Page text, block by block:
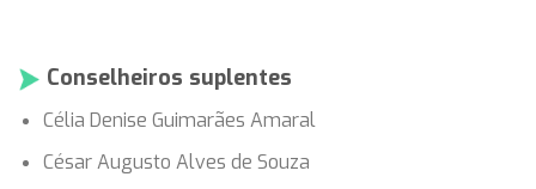
Conselheiros suplentes
Célia Denise Guimarães Amaral
César Augusto Alves de Souza